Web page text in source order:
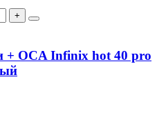
+
+ OCA Infinix hot 40 pro